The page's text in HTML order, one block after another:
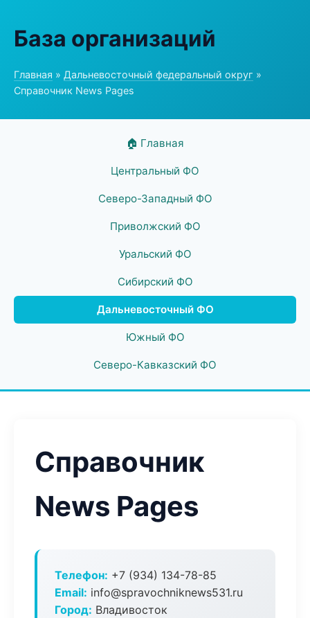
База организаций
Главная » Дальневосточный федеральный округ »
Справочник News Pages
🏠 Главная
Центральный ФО
Северо-Западный ФО
Приволжский ФО
Уральский ФО
Сибирский ФО
Дальневосточный ФО
Южный ФО
Северо-Кавказский ФО
Справочник
News Pages
Телефон: +7 (934) 134-78-85
Email: info@spravochniknews531.ru
Город: Владивосток